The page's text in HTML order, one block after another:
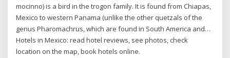
mocinno) is a bird in the trogon family. It is found from Chiapas,
Mexico to western Panama (unlike the other quetzals of the
genus Pharomachrus, which are found in South America and…
Hotels in Mexico: read hotel reviews, see photos, check
location on the map, book hotels online.